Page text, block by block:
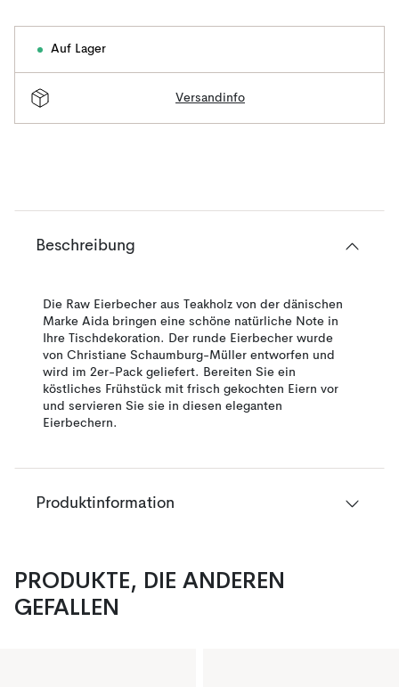
Auf Lager
Versandinfo
Beschreibung
Die Raw Eierbecher aus Teakholz von der dänischen
Marke Aida bringen eine schöne natürliche Note in
Ihre Tischdekoration. Der runde Eierbecher wurde
von Christiane Schaumburg-Müller entworfen und
wird im 2er-Pack geliefert. Bereiten Sie ein
köstliches Frühstück mit frisch gekochten Eiern vor
und servieren Sie sie in diesen eleganten
Eierbechern.
Produktinformation
PRODUKTE, DIE ANDEREN
GEFALLEN